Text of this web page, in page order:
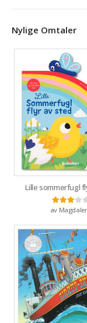
Nylige Omtaler
Lille sommerfugl
Vurdert3
av